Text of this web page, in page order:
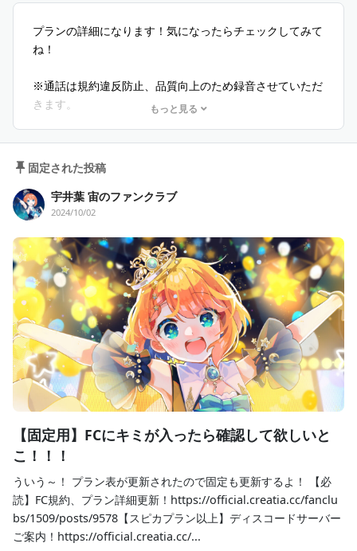
プランの詳細になります！気になったらチェックしてみて
ね！
※通話は規約違反防止、品質向上のため録音させていただ
きます。
住所をお伺いできない場合は特典を送ることはできませ
んので、ご了承ください。
匿名配送も可能ですが、３か月に一度、まとめて郵送い
たしますので、ご了承ください。
💙：スピカプラン
💚：ムーンプラン
💛：サンプラン
🧡：プラネットプラン
🤍：ビックバンプラン
１，日記 冒頭部分　（💜💙💚💛🧡🤍）
不定期更新の日記の冒頭部分が見れるよ！(実写写真
がある場合もあります)
旅に出た話しや、最近の出来事を日記にまとめます！
気長に更新待ってて(*´ω｀)
ファンクラブ限定イベントの告知が見れます！わくわ
くになれる！！
３， 日記 中盤以降（💙💚💛🧡🤍）
もっと見る
固定された投稿
宇井葉 宙のファンクラブ
2024/10/02
【固定用】FCにキミが入ったら確認して欲しいと
こ！！！
ういう～！ プラン表が更新されたので固定も更新するよ！ 【必
読】FC規約、プラン詳細更新！https://official.creatia.cc/fanclu
bs/1509/posts/9578【スピカプラン以上】ディスコードサーバー
ご案内！https://official.creatia.cc/...